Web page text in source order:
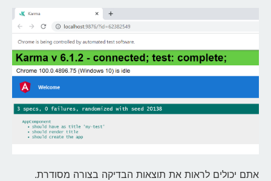
אתם יכולים לראות את תוצאות הבדיקה בצורה מסודרת.